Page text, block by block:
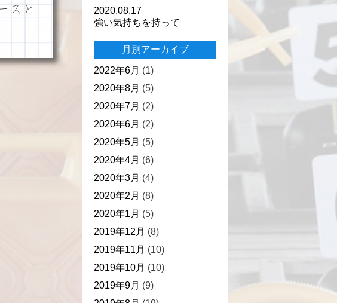
スと
2020.08.17
強い気持ちを持って
月別アーカイブ
2022年6月 (1)
2020年8月 (5)
2020年7月 (2)
2020年6月 (2)
2020年5月 (5)
2020年4月 (6)
2020年3月 (4)
2020年2月 (8)
2020年1月 (5)
2019年12月 (8)
2019年11月 (10)
2019年10月 (10)
2019年9月 (9)